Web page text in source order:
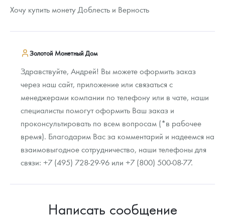
Хочу купить монету Доблесть и Верность
Золотой Монетный Дом
Здравствуйте, Андрей! Вы можете оформить заказ
через наш сайт, приложение или связаться с
менеджерами компании по телефону или в чате, наши
специалисты помогут оформить Ваш заказ и
проконсультировать по всем вопросам (*в рабочее
время). Благодарим Вас за комментарий и надеемся на
взаимовыгодное сотрудничество, наши телефоны для
связи: +7 (495) 728-29-96 или +7 (800) 500-08-77.
Написать сообщение